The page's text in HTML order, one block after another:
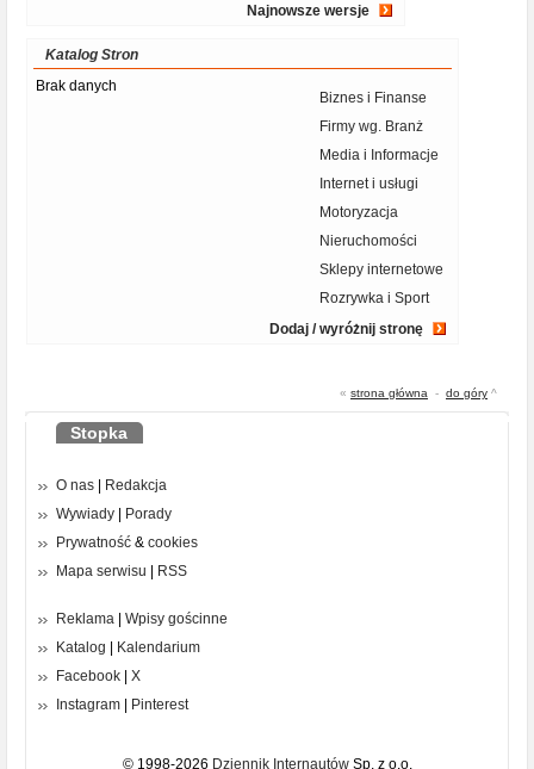
Najnowsze wersje
Katalog Stron
Brak danych
Biznes i Finanse
Firmy wg. Branż
Media i Informacje
Internet i usługi
Motoryzacja
Nieruchomości
Sklepy internetowe
Rozrywka i Sport
Dodaj / wyróżnij stronę
« strona główna - do góry ^
Stopka
O nas | Redakcja
Wywiady | Porady
Prywatność & cookies
Mapa serwisu | RSS
Reklama | Wpisy gościnne
Katalog | Kalendarium
Facebook | X
Instagram | Pinterest
© 1998-2026 Dziennik InternautówSp. z o.o.